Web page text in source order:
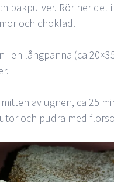
bakpulver. Rör ner det
och choklad.
i en långpanna (ca
mitten av ugnen, ca 25
och pudra med